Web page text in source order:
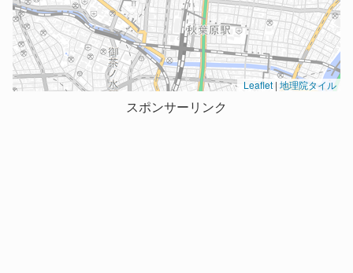
Leaflet | 地理院タイル
スポンサーリンク